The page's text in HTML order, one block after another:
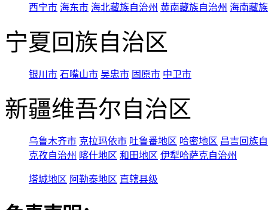
西宁市 海东市 海北藏族自治州 黄南藏族自治州 海南藏
宁夏回族自治区
银川市 石嘴山市 吴忠市 固原市 中卫市
新疆维吾尔自治区
乌鲁木齐市 克拉玛依市 吐鲁番地区 哈密地区 昌吉回族
克孜自治州 喀什地区 和田地区 伊犁哈萨克自治州
塔城地区 阿勒泰地区 直辖县级